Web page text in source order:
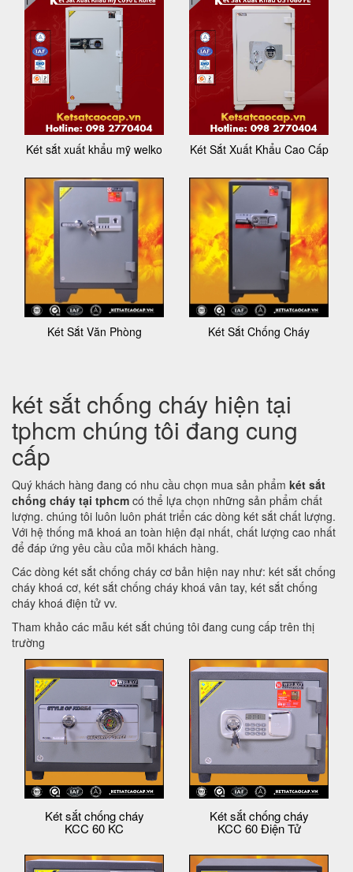
Két sắt xuất khẩu mỹ welko Két Sắt Xuất Khẩu Cao Cấp
Két Sắt Văn Phòng Két Sắt Chống Cháy
két sắt chống cháy hiện tại
tphcm chúng tôi đang cung
cấp
Quý khách hàng đang có nhu cầu chọn mua sản phẩm két sắt
chống cháy tại tphcm có thể lựa chọn những sản phẩm chất
lượng. chúng tôi luôn luôn phát triển các dòng két sắt chất lượng.
Với hệ thống mã khoá an toàn hiện đại nhất, chất lượng cao nhất
để đáp ứng yêu cầu của mỗi khách hàng.
Các dòng két sắt chống cháy cơ bản hiện nay như: két sắt chống
cháy khoá cơ, két sắt chống cháy khoá vân tay, két sắt chống
cháy khoá điện tử vv.
Tham khảo các mẫu két sắt chúng tôi đang cung cấp trên thị
trường
Két sắt chống cháy
KCC 60 KC
Két sắt chống cháy
KCC 60 Điện Tử